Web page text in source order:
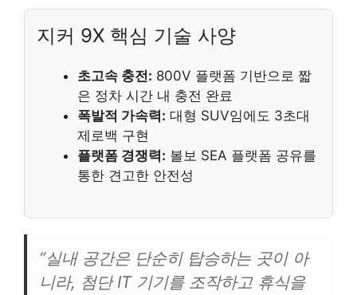
지커 9X 핵심 기술 사양
초고속 충전: 800V 플랫폼 기반으로 짧
은 정차 시간 내 충전 완료
폭발적 가속력: 대형 SUV임에도 3초대
제로백 구현
플랫폼 경쟁력: 볼보 SEA 플랫폼 공유를
통한 견고한 안전성
“실내 공간은 단순히 탑승하는 곳이 아
니라, 첨단 IT 기기를 조작하고 휴식을